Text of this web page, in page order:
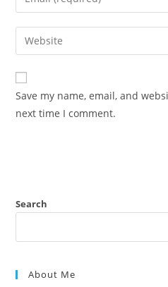
comment
your
email
address
comment
Enter
your
website
URL
(optional)
Save my name, email, and
next time I comment.
Search
About Me